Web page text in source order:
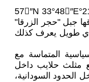
يوجد في الشمال منها جبل طويل 21°57󉏀″N 33°48󉎍″E
وإلى شرقها جبل "حجر الزرقا"
وادي طويل يعرف كذلك
مصر بحدود عام 1899 السياسية المتماسة مع
يضع مثلث حلايب داخل
الحدود السودانية،